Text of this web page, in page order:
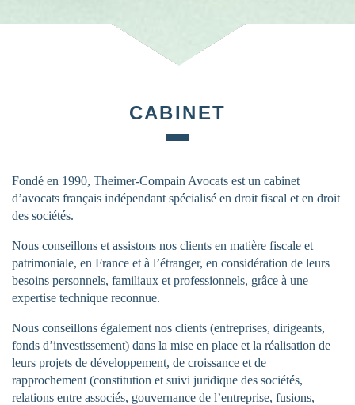
CABINET
Fondé en 1990, Theimer-Compain Avocats est un cabinet
d’avocats français indépendant spécialisé en droit fiscal et en droit
des sociétés.
Nous conseillons et assistons nos clients en matière fiscale et
patrimoniale, en France et à l’étranger, en considération de leurs
besoins personnels, familiaux et professionnels, grâce à une
expertise technique reconnue.
Nous conseillons également nos clients (entreprises, dirigeants,
fonds d’investissement) dans la mise en place et la réalisation de
leurs projets de développement, de croissance et de
rapprochement (constitution et suivi juridique des sociétés,
relations entre associés, gouvernance de l’entreprise, fusions,